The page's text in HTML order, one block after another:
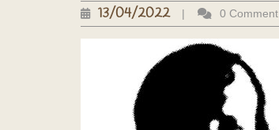
13/04/2022 13/04/2022
| 0 Comment